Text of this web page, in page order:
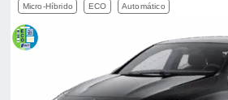
Micro-Híbrido ECO Automático